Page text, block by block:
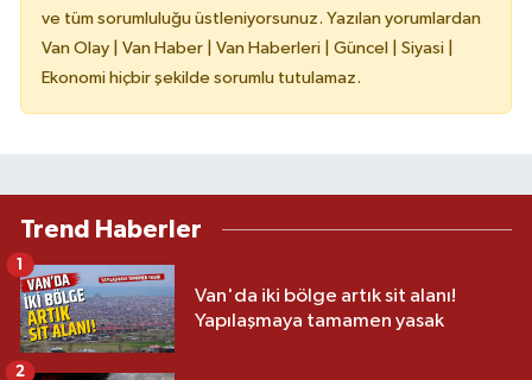
ve tüm sorumluluğu üstleniyorsunuz. Yazılan yorumlardan
Van Olay | Van Haber | Van Haberleri | Güncel | Siyasi |
Ekonomi hiçbir şekilde sorumlu tutulamaz.
Trend Haberler
Van'da iki bölge artık sit alanı!
Yapılaşmaya tamamen yasak
1
2